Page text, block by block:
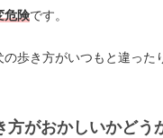
危険です。
の歩き方がいつもと違っ
方がおかしいかどう